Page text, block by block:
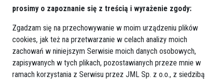
prosimy o zapoznanie się z treścią i wyrażenie zgody:
Zgadzam się na przechowywanie w moim urządzeniu plików
cookies, jak też na przetwarzanie w celach analizy moich
zachowań w niniejszym Serwisie moich danych osobowych,
zapisywanych w tych plikach, pozostawianych przeze mnie w
ramach korzystania z Serwisu przez JML Sp. z o.o., z siedzibą